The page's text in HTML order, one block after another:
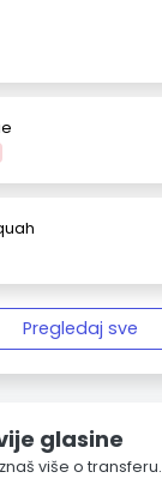
Pregledaj sve
glasine
više o transferu.